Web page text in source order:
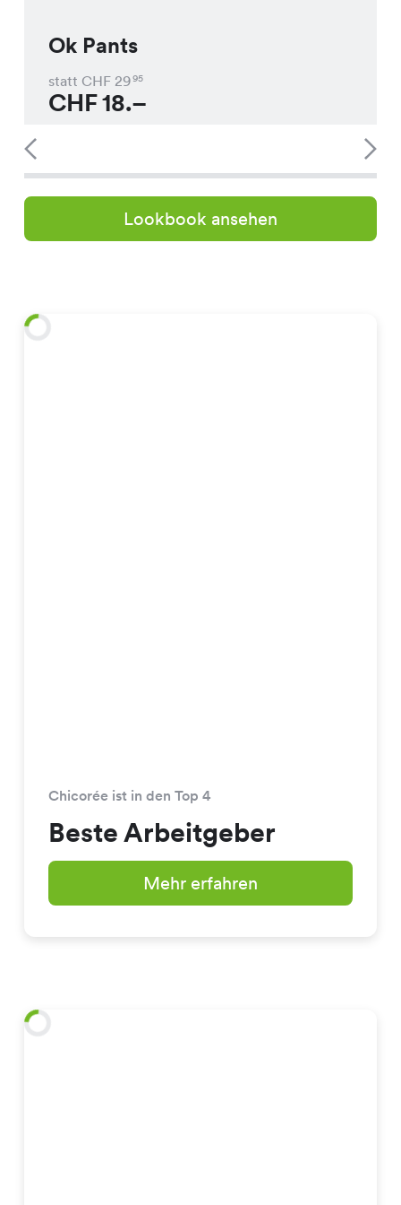
Ok Pants
statt CHF 2995
CHF18.–
Lookbook ansehen
Chicorée ist in den Top 4
Beste Arbeitgeber
Mehr erfahren